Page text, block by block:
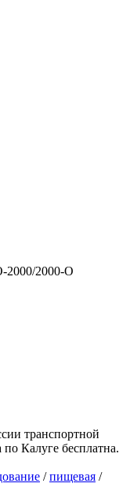
2000/2000-О
транспортной
Калуге бесплатна.
/пищевая /